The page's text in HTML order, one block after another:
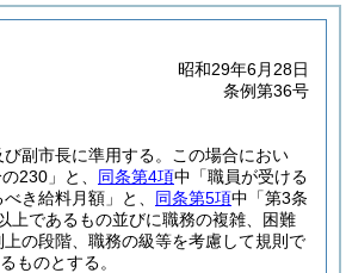
昭和29年6月28日
条例第36号
副市長に準用する。
この場合におい
230」と、 同条第4項中「職員が受ける
き給料月額」と、 同条第5項中「第3条
上であるもの並びに職務の複雑、困難
の段階、職務の級等を考慮して規則で
ものとする。